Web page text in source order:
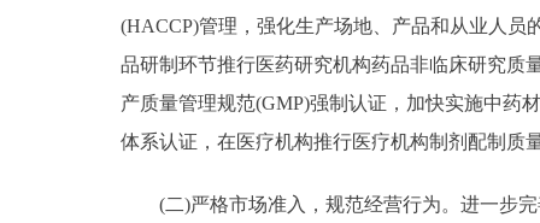
ITALIANO
(HACCP)管理，强化生产场地、产品和从业人
品研制环节推行医药研究机构药品非临床研究质
产质量管理规范(GMP)强制认证，加快实施中药
体系认证，在医疗机构推行医疗机构制剂配制质
(二)严格市场准入，规范经营行为。进一步完